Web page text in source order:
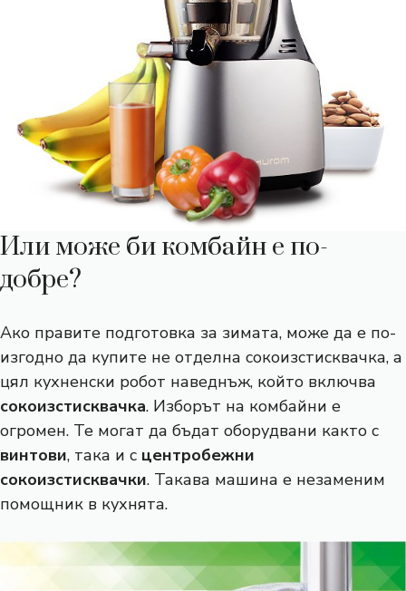
Или може би комбайн е по-
добре?
Ако правите подготовка за зимата, може да е по-
изгодно да купите не отделна сокоизстисквачка, а
цял кухненски робот наведнъж, който включва
сокоизстисквачка. Изборът на комбайни е
огромен. Те могат да бъдат оборудвани както с
винтови, така и с центробежни
сокоизстисквачки. Такава машина е незаменим
помощник в кухнята.